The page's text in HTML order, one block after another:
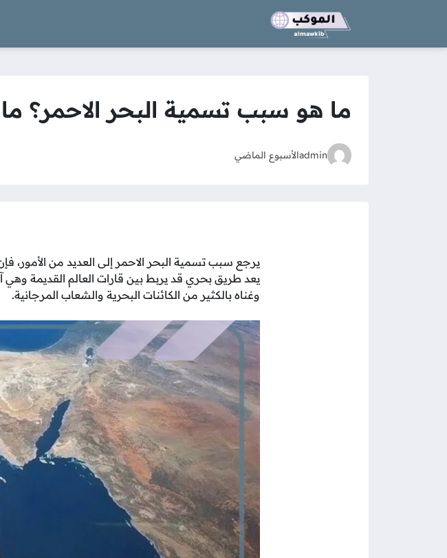
ما هو سبب تسمية البحر الاحمر؟
adminالأسبوع الماضي
يرجع سبب تسمية البحر الاحمر إلى العديد من الأمور،
يعد طريق بحري قد يربط بين قارات العالم القديمة وهي
وغناه بالكثير من الكائنات البحرية والشعاب المرجانية.